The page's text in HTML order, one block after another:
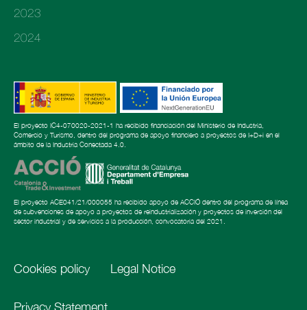
2023
2024
El proyecto IC4-070020-2021-1 ha recibido financiación del Ministerio de Industria,
Comercio y Turismo, dentro del programa de apoyo financiero a proyectos de I+D+i en el
ámbito de la Industria Conectada 4.0.
El proyecto ACE041/21/000055 ha recibido apoyo de ACCIÓ dentro del programa de línea
de subvenciones de apoyo a proyectos de reindustrialización y proyectos de inversión del
sector industrial y de servicios a la producción, convocatoria del 2021.
Cookies policy Legal Notice
Privacy Statement